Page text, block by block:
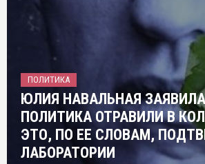
ПОЛИТИКА
ЮЛИЯ НАВАЛЬНАЯ
ПОЛИТИКА ОТРАВИЛИ В
ЭТО, ПО ЕЕ СЛОВАМ,
ЛАБОРАТОРИИ